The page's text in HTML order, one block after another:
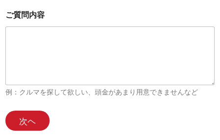
ご質問内容
例：クルマを探して欲しい、頭金があまり用意できませんなど
月
日
次ヘ